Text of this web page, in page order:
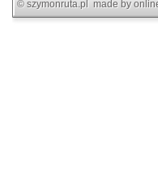
© szymonruta.pl made by